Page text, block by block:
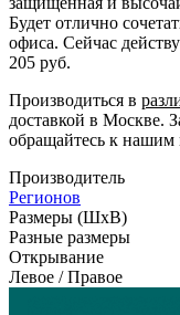
Будет отлично
офиса. Сейчас
205 руб.
Производиться в
доставкой в Москве.
обращайтесь к нашим
Производитель
Регионов
Размеры (ШxВ)
Разные размеры
Открывание
Левое / Правое